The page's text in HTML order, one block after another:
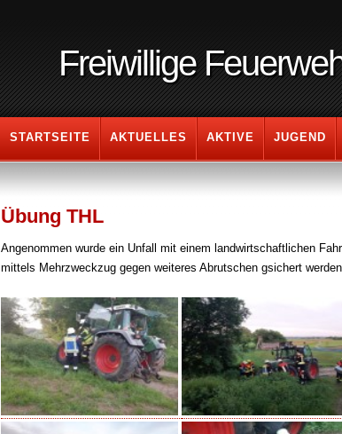
Freiwillige
STARTSEITE AKTUELLES AKTIVE JUGEND
Übung THL
Angenommen wurde ein Unfall mit einem landwirtschaftlichen
mittels Mehrzweckzug gegen weiteres Abrutschen gsichert